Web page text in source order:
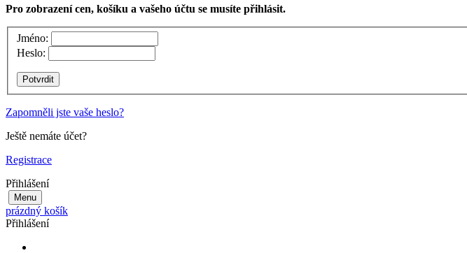
Pro zobrazení cen, košíku a vašeho účtu se musíte přihlásit.
Jméno:
Heslo:
Zapomněli jste vaše heslo?
Ještě nemáte účet?
Registrace
Přihlášení
Menu
prázdný košík
Přihlášení